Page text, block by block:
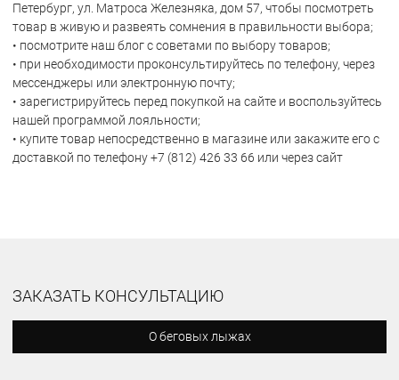
Петербург, ул. Матроса Железняка, дом 57, чтобы посмотреть
товар в живую и развеять сомнения в правильности выбора;
• посмотрите наш блог с советами по выбору товаров;
• при необходимости проконсультируйтесь по телефону, через
мессенджеры или электронную почту;
• зарегистрируйтесь перед покупкой на сайте и воспользуйтесь
нашей программой лояльности;
• купите товар непосредственно в магазине или закажите его с
доставкой по телефону +7 (812) 426 33 66 или через сайт
ЗАКАЗАТЬ КОНСУЛЬТАЦИЮ
О беговых лыжах